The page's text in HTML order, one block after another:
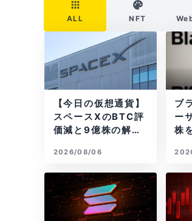
ALL NFT
【今日の仮想通貨】
スペースXのBTC評
価減と9億株の解
BTCが盗難
2026/08/06
ブ
ー
株